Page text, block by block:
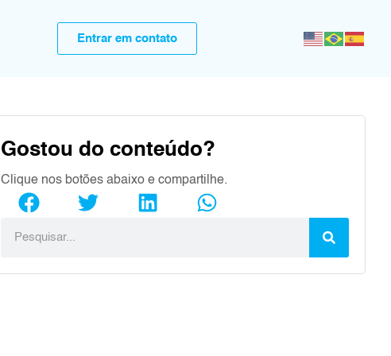
Entrar em contato
Gostou do conteúdo?
Clique nos botões abaixo e compartilhe.